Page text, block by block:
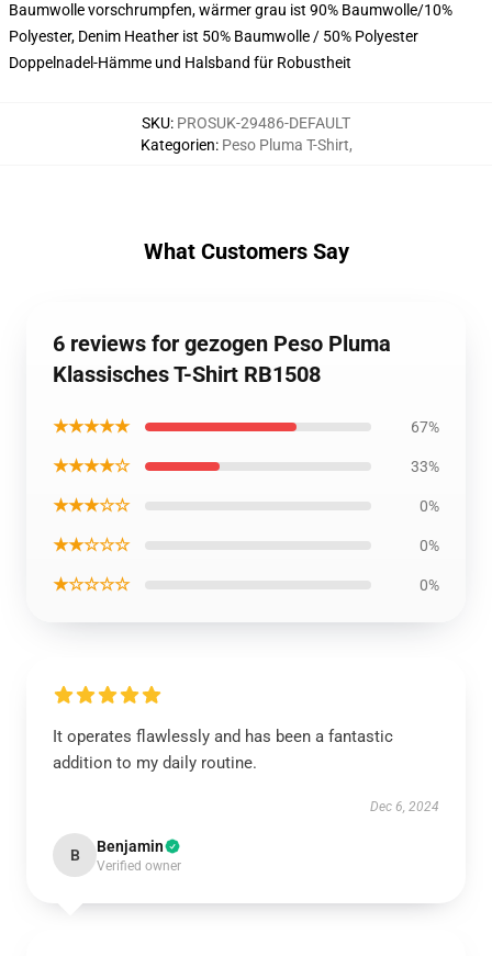
Baumwolle vorschrumpfen, wärmer grau ist 90% Baumwolle/10%
Polyester, Denim Heather ist 50% Baumwolle / 50% Polyester
Doppelnadel-Hämme und Halsband für Robustheit
SKU: PROSUK-29486-DEFAULT
Kategorien: Peso Pluma T-Shirt,
What Customers Say
6 reviews for gezogen Peso Pluma
Klassisches T-Shirt RB1508
★★★★★ 67%
★★★★☆ 33%
★★★☆☆ 0%
★★☆☆☆ 0%
★☆☆☆☆ 0%
It operates flawlessly and has been a fantastic
addition to my daily routine.
Dec 6, 2024
B Benjamin
Verified owner